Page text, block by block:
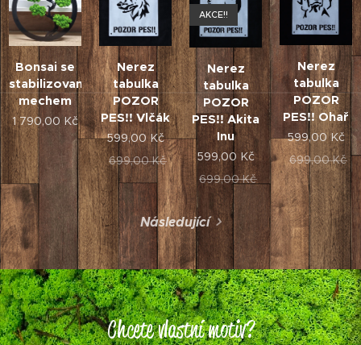
Bonsai se
stabilizovaným
mechem
1 790,00 Kč
Nerez
tabulka
POZOR
PES!! Vlčák
599,00Kč
699,00Kč
Nerez
tabulka
POZOR
PES!! Akita
Inu
AKCE!!
599,00 Kč
699,00Kč
Nerez
tabulka
POZOR
PES!! Ohař
599,00Kč
699,00Kč
Následující
Chcete vlastní motiv?